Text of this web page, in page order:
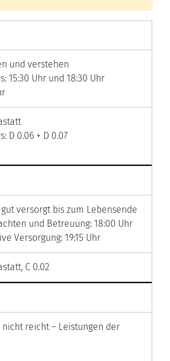
und verstehen
15:30 Uhr und 18:30 Uhr
D 0.06 + D 0.07
versorgt bis zum Lebensende
und Betreuung: 18:00 Uhr
Versorgung: 19:15 Uhr
C 0.02
nicht reicht – Leistungen der